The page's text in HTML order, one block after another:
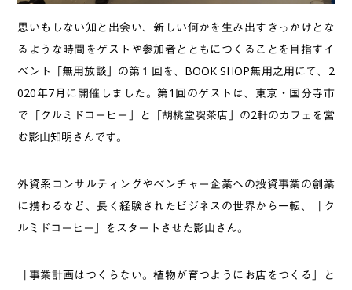
思いもしない知と出会い、新しい何かを生み出すきっかけとな
るような時間をゲストや参加者とともにつくることを目指すイ
ベント「無用放談」の第１回を、BOOK SHOP無用之用にて、2
020年7月に開催しました。第1回のゲストは、東京・国分寺市
で「クルミドコーヒー」と「胡桃堂喫茶店」の2軒のカフェを営
む影山知明さんです。
外資系コンサルティングやベンチャー企業への投資事業の創業
に携わるなど、長く経験されたビジネスの世界から一転、「ク
ルミドコーヒー」をスタートさせた影山さん。
「事業計画はつくらない。植物が育つようにお店をつくる」と